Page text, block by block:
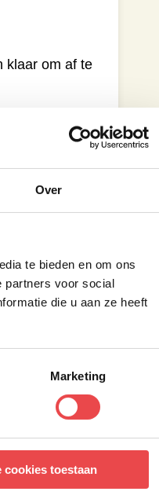
Over
te bieden en om ons
partners voor social
die u aan ze heeft
Marketing
cookies toestaan
klaar om af te
Laat de
maken.